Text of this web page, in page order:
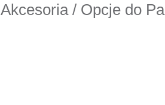
Akcesoria / Opcje do